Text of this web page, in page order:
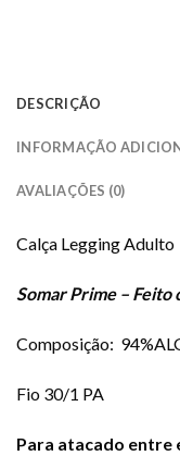
DESCRIÇÃO
INFORMAÇÃO
AVALIAÇÕES (0)
Calça Legging
Somar Prime – Feito
Composição:
Fio 30/1 PA
Para atacado entre